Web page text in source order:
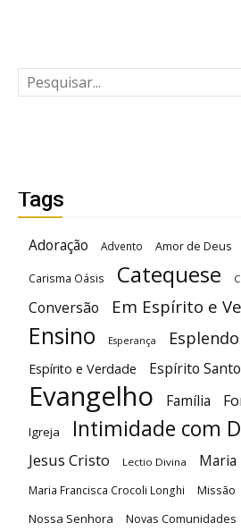
Tags
Adoração Advento Amor de Deus
Carisma Oásis Catequese
Conversão Em Espírito e
Ensino Esperança
Espírito e Verdade Espírito Santo
Evangelho Família
Igreja Intimidade com
Jesus Cristo Lectio Divina Maria
Maria Francisca Crocoli Longhi Missão
Nossa Senhora Novas Comunidades